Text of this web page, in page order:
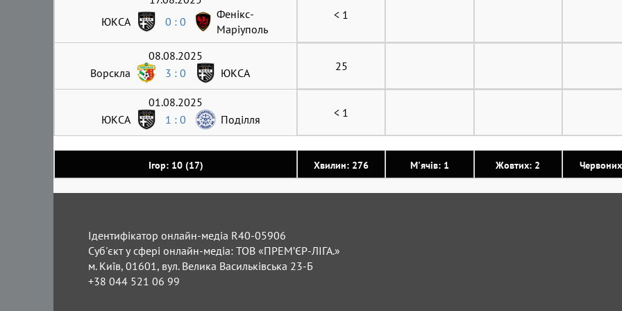
Ігор: 10 (17) Хвилин: 276 М'ячів: 1 Жовтих: 2
ЮКСА
0 : 0
Фенікс-
Маріуполь
< 1
08.08.2025
Ворскла
3 : 0 ЮКСА 25
01.08.2025
ЮКСА
1 : 0 Поділля < 1
Ідентифікатор онлайн-медіа R40-05906
Суб'єкт у сфері онлайн-медіа: ТОВ «ПРЕМ’ЄР-ЛІГА.»
м. Київ, 01601, вул. Велика Васильківська 23-Б
+38 044 521 06 99